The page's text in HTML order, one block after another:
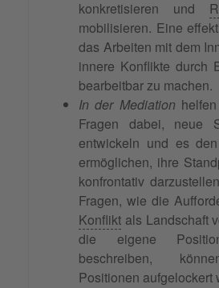
konkretisieren und
mobilisieren. Eine
das Arbeiten mit dem
innere Konflikte durch
bearbeitbar zu machen.
In der Mediation
Fragen dabei, neue
entwickeln und es
ermöglichen, ihre
konfrontativ
Fragen, wie die
Konflikt als Landschaft
die eigene
beschreiben,
Positionen aufgelockert